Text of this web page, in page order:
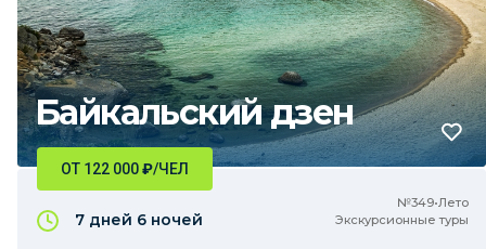
Байкальский дзен
№349•Лето
Экскурсионные туры
ОТ 122 000₽/ЧЕЛ
7 дней 6 ночей